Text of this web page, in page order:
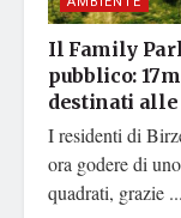
Il Family
pubblico:
destinati
I residenti di
ora godere di
quadrati, grazie ...